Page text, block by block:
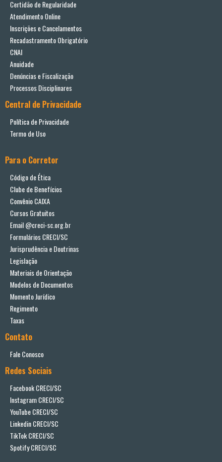
Certidão de Regularidade
Atendimento Online
Inscrições e Cancelamentos
Recadastramento Obrigatório
CNAI
Anuidade
Denúncias e Fiscalização
Processos Disciplinares
Central de Privacidade
Política de Privacidade
Termo de Uso
Para o Corretor
Código de Ética
Clube de Benefícios
Convênio CAIXA
Cursos Gratuitos
Email @creci-sc.org.br
Formulários CRECI/SC
Jurisprudência e Doutrinas
Legislação
Materiais de Orientação
Modelos de Documentos
Momento Jurídico
Regimento
Taxas
Contato
Fale Conosco
Redes Sociais
Facebook CRECI/SC
Instagram CRECI/SC
YouTube CRECI/SC
Linkedin CRECI/SC
TikTok CRECI/SC
Spotify CRECI/SC